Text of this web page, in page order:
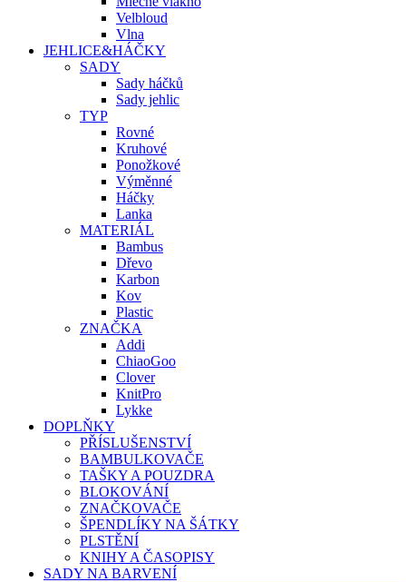
Velbloud
Vlna
JEHLICE&HÁČKY
SADY
Sady háčků
Sady jehlic
TYP
Rovné
Kruhové
Ponožkové
Výměnné
Háčky
Lanka
MATERIÁL
Bambus
Dřevo
Karbon
Kov
Plastic
ZNAČKA
Addi
ChiaoGoo
Clover
KnitPro
Lykke
DOPLŇKY
PŘÍSLUŠENSTVÍ
BAMBULKOVAČE
TAŠKY A POUZDRA
BLOKOVÁNÍ
ZNAČKOVAČE
ŠPENDLÍKY NA ŠÁTKY
PLSTĚNÍ
KNIHY A ČASOPISY
SADY NA BARVENÍ